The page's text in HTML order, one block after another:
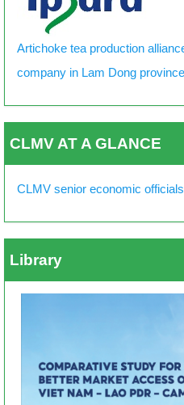
Artichoke tea production
company in Lam Dong
CLMV AT A GLANCE
CLMV senior economic
Library